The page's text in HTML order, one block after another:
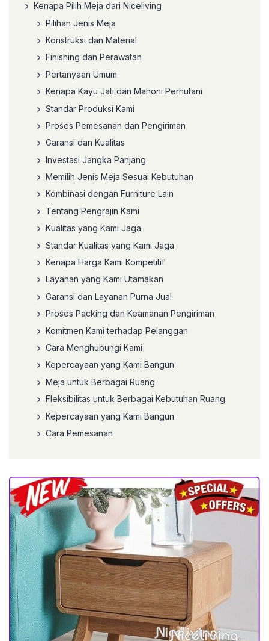
Kenapa Pilih Meja dari Niceliving
Pilihan Jenis Meja
Konstruksi dan Material
Finishing dan Perawatan
Pertanyaan Umum
Kenapa Kayu Jati dan Mahoni Perhutani
Standar Produksi Kami
Proses Pemesanan dan Pengiriman
Garansi dan Kualitas
Investasi Jangka Panjang
Memilih Jenis Meja Sesuai Kebutuhan
Kombinasi dengan Furniture Lain
Tentang Pengrajin Kami
Kualitas yang Kami Jaga
Standar Kualitas yang Kami Jaga
Kenapa Harga Kami Kompetitif
Layanan yang Kami Utamakan
Garansi dan Layanan Purna Jual
Proses Packing dan Keamanan Pengiriman
Komitmen Kami terhadap Pelanggan
Cara Menghubungi Kami
Kepercayaan yang Kami Bangun
Meja untuk Berbagai Ruang
Fleksibilitas untuk Berbagai Kebutuhan Ruang
Kepercayaan yang Kami Bangun
Cara Pemesanan